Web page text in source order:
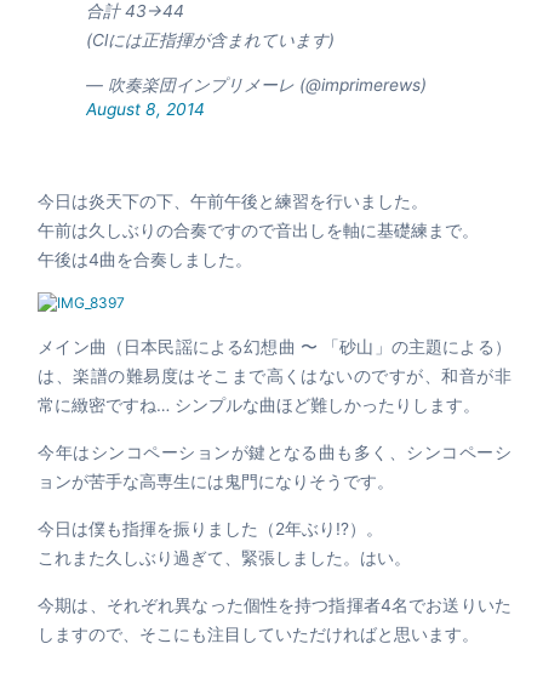
合計 43→44
(Clには正指揮が含まれています)
— 吹奏楽団インプリメーレ (@imprimerews)
August 8, 2014
今日は炎天下の下、午前午後と練習を行いました。
午前は久しぶりの合奏ですので音出しを軸に基礎練まで。
午後は4曲を合奏しました。
メイン曲（日本民謡による幻想曲 〜 「砂山」の主題による）
は、楽譜の難易度はそこまで高くはないのですが、和音が非
常に緻密ですね… シンプルな曲ほど難しかったりします。
今年はシンコペーションが鍵となる曲も多く、シンコペーシ
ョンが苦手な高専生には鬼門になりそうです。
今日は僕も指揮を振りました（2年ぶり!?）。
これまた久しぶり過ぎて、緊張しました。はい。
今期は、それぞれ異なった個性を持つ指揮者4名でお送りいた
しますので、そこにも注目していただければと思います。